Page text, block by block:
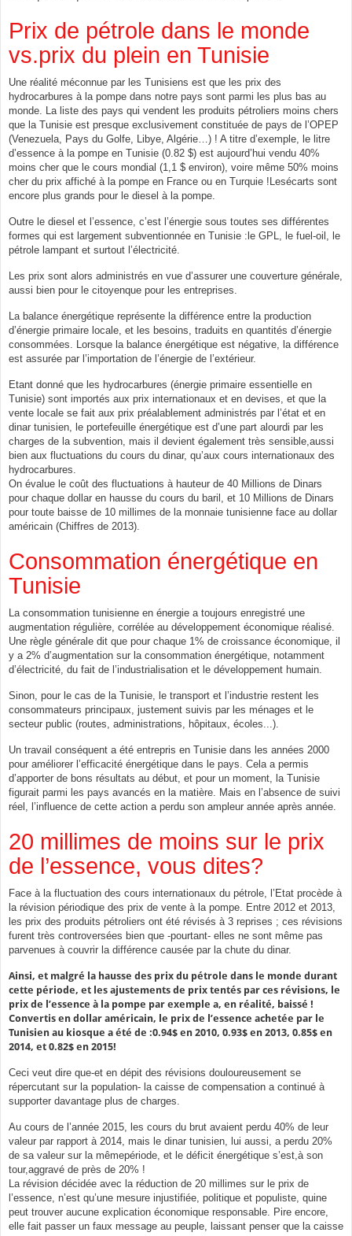
Prix de pétrole dans le monde
vs.prix du plein en Tunisie
Une réalité méconnue par les Tunisiens est que les prix des
hydrocarbures à la pompe dans notre pays sont parmi les plus bas au
monde. La liste des pays qui vendent les produits pétroliers moins chers
que la Tunisie est presque exclusivement constituée de pays de l’OPEP
(Venezuela, Pays du Golfe, Libye, Algérie…) ! A titre d’exemple, le litre
d’essence à la pompe en Tunisie (0.82 $) est aujourd’hui vendu 40%
moins cher que le cours mondial (1,1 $ environ), voire même 50% moins
cher du prix affiché à la pompe en France ou en Turquie !Lesécarts sont
encore plus grands pour le diesel à la pompe.
Outre le diesel et l’essence, c’est l’énergie sous toutes ses différentes
formes qui est largement subventionnée en Tunisie :le GPL, le fuel-oil, le
pétrole lampant et surtout l’électricité.
Les prix sont alors administrés en vue d’assurer une couverture générale,
aussi bien pour le citoyenque pour les entreprises.
La balance énergétique représente la différence entre la production
d’énergie primaire locale, et les besoins, traduits en quantités d’énergie
consommées. Lorsque la balance énergétique est négative, la différence
est assurée par l’importation de l’énergie de l’extérieur.
Etant donné que les hydrocarbures (énergie primaire essentielle en
Tunisie) sont importés aux prix internationaux et en devises, et que la
vente locale se fait aux prix préalablement administrés par l’état et en
dinar tunisien, le portefeuille énergétique est d’une part alourdi par les
charges de la subvention, mais il devient également très sensible,aussi
bien aux fluctuations du cours du dinar, qu’aux cours internationaux des
hydrocarbures.
On évalue le coût des fluctuations à hauteur de 40 Millions de Dinars
pour chaque dollar en hausse du cours du baril, et 10 Millions de Dinars
pour toute baisse de 10 millimes de la monnaie tunisienne face au dollar
américain (Chiffres de 2013).
Consommation énergétique en
Tunisie
La consommation tunisienne en énergie a toujours enregistré une
augmentation régulière, corrélée au développement économique réalisé.
Une règle générale dit que pour chaque 1% de croissance économique, il
y a 2% d’augmentation sur la consommation énergétique, notamment
d’électricité, du fait de l’industrialisation et le développement humain.
Sinon, pour le cas de la Tunisie, le transport et l’industrie restent les
consommateurs principaux, justement suivis par les ménages et le
secteur public (routes, administrations, hôpitaux, écoles...).
Un travail conséquent a été entrepris en Tunisie dans les années 2000
pour améliorer l’efficacité énergétique dans le pays. Cela a permis
d’apporter de bons résultats au début, et pour un moment, la Tunisie
figurait parmi les pays avancés en la matière. Mais en l’absence de suivi
réel, l’influence de cette action a perdu son ampleur année après année.
20 millimes de moins sur le prix
de l’essence, vous dites?
Face à la fluctuation des cours internationaux du pétrole, l’Etat procède à
la révision périodique des prix de vente à la pompe. Entre 2012 et 2013,
les prix des produits pétroliers ont été révisés à 3 reprises ; ces révisions
furent très controversées bien que -pourtant- elles ne sont même pas
parvenues à couvrir la différence causée par la chute du dinar.
Ainsi, et malgré la hausse des prix du pétrole dans le monde durant
cette période, et les ajustements de prix tentés par ces révisions, le
prix de l’essence à la pompe par exemple a, en réalité, baissé !
Convertis en dollar américain, le prix de l’essence achetée par le
Tunisien au kiosque a été de :0.94$ en 2010, 0.93$ en 2013, 0.85$ en
2014, et 0.82$ en 2015!
Ceci veut dire que-et en dépit des révisions douloureusement se
répercutant sur la population- la caisse de compensation a continué à
supporter davantage plus de charges.
Au cours de l’année 2015, les cours du brut avaient perdu 40% de leur
valeur par rapport à 2014, mais le dinar tunisien, lui aussi, a perdu 20%
de sa valeur sur la mêmepériode, et le déficit énergétique s’est,à son
tour,aggravé de près de 20% !
La révision décidée avec la réduction de 20 millimes sur le prix de
l’essence, n’est qu’une mesure injustifiée, politique et populiste, quine
peut trouver aucune explication économique responsable. Pire encore,
elle fait passer un faux message au peuple, laissant penser que la caisse